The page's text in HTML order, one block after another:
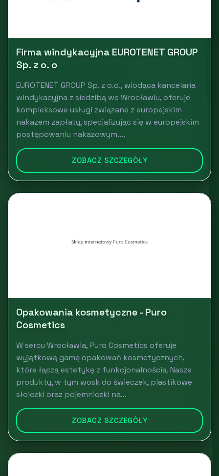
Firma windykacyjna EUROTENET GROUP
Sp. z o. o
EUROTENET GROUP Sp. z o.o., wiodąca kancelaria
windykacyjna z siedzibą we Wrocławiu, oferuje
kompleksowe usługi związane z europejskim
nakazem zapłaty, specjalizując się w europejskim
postępowaniu nakazowym....
ZOBACZ SZCZEGÓŁY
Opakowania kosmetyczne - Puro
Cosmetics
W sercu Wrocławia, Puro Cosmetics oferuje
wyjątkową gamę opakowań kosmetycznych,
które łączą estetykę z funkcjonalnością. Nasze
produkty, w tym wosk do świeczek, plastikowe
słoiczki oraz pojemniczki na...
ZOBACZ SZCZEGÓŁY